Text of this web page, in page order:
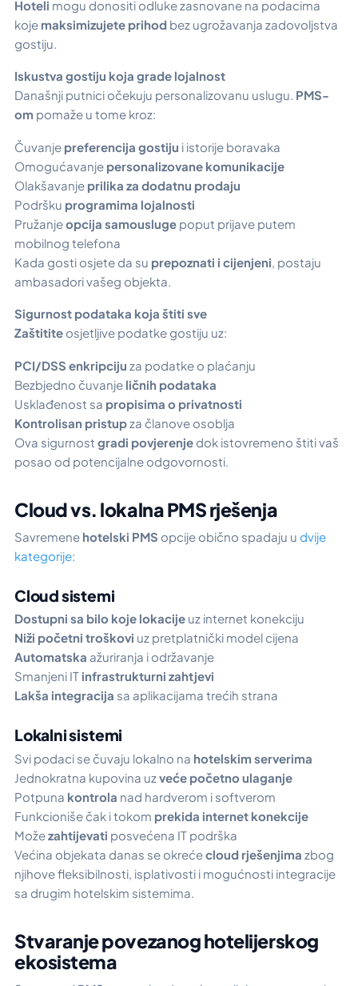
Hoteli mogu donositi odluke zasnovane na podacima
koje maksimizujete prihod bez ugrožavanja zadovoljstva
gostiju.
Iskustva gostiju koja grade lojalnost
Današnji putnici očekuju personalizovanu uslugu. PMS-
om pomaže u tome kroz:
Čuvanje preferencija gostiju i istorije boravaka
Omogućavanje personalizovane komunikacije
Olakšavanje prilika za dodatnu prodaju
Podršku programima lojalnosti
Pružanjeopcija samouslugе poput prijave putem
mobilnog telefona
Kada gosti osjete da su prepoznati i cijenjeni , postaju
ambasadori vašeg objekta.
Sigurnost podataka koja štiti sve
Zaštitite osjetljive podatke gostiju uz:
PCI/DSS enkripciju za podatke o plaćanju
Bezbjedno čuvanje ličnih podataka
Usklađenost sa propisima o privatnosti
Kontrolisan pristupza članove osoblja
Ova sigurnost gradi povjerenje dok istovremeno štiti vaš
posao od potencijalne odgovornosti.
Cloud vs. lokalna PMS rješenja
Savremene hotelski PMS opcije obično spadaju u dvije
kategorije:
Cloud sistemi
Dostupni sa bilo koje lokacije uz internet konekciju
Niži početni troškovi uz pretplatnički model cijena
Automatska ažuriranja i održavanje
Smanjeni IT infrastrukturni zahtjevi
Lakša integracija sa aplikacijama trećih strana
Lokalni sistemi
Svi podaci se čuvaju lokalno na hotelskim serverima
Jednokratna kupovina uzveće početno ulaganje
Potpuna kontrola nad hardverom i softverom
Funkcioniše čak i tokom prekida internet konekcije
Možezahtijevati posvećena IT podrška
Većina objekata danas se okrećecloud rješenjima zbog
njihove fleksibilnosti, isplativosti i mogućnosti integracije
sa drugim hotelskim sistemima.
Stvaranje povezanog hotelijerskog
ekosistema